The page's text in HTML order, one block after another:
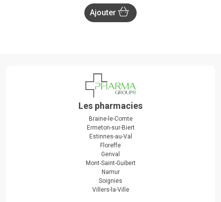
Ajouter
Les pharmacies
Braine-le-Comte
Ermeton-sur-Biert
Estinnes-au-Val
Floreffe
Genval
Mont-Saint-Guibert
Namur
Soignies
Villers-la-Ville